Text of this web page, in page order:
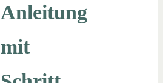
Anleitung
mit